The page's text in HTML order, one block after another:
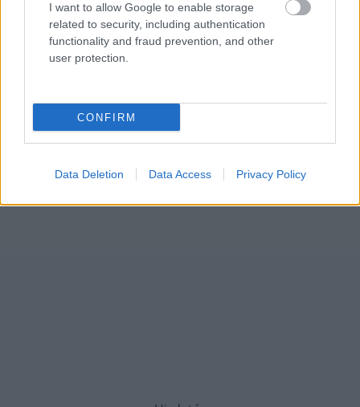
I want to allow Google to enable storage
related to security, including authentication
functionality and fraud prevention, and other
user protection.
CONFIRM
Data Deletion Data Access Privacy Policy